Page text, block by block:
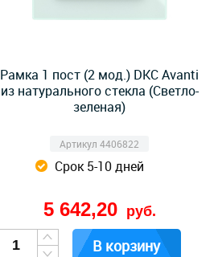
Рамка 1 пост (2 мод.) DKC Avanti
из натурального стекла (Светло-
зеленая)
Артикул 4406822
Срок 5-10 дней
5 642,20 руб.
В корзину